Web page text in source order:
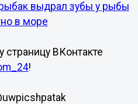
выдрал зубы у рыбы
в море
ВКонтакте
!